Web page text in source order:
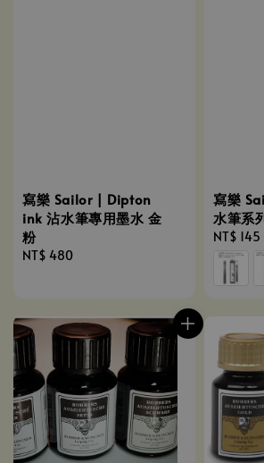
寫樂 Sailor | Dipton
ink 沾水筆專用墨水 金
粉
Regular
NT$ 480
寫樂
水筆系
Regular
price
NT$ 145